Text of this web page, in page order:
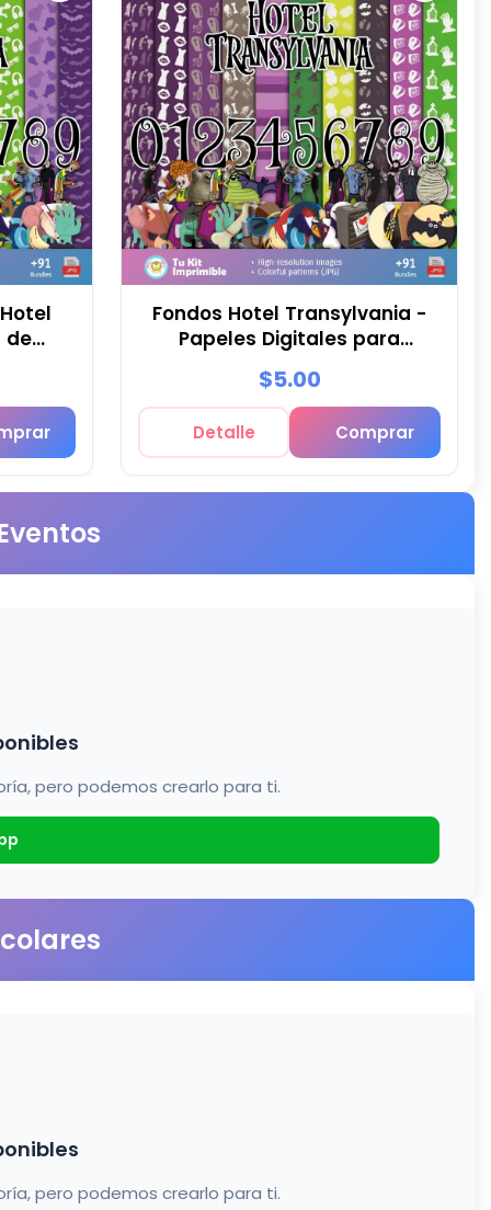
de
Fondos Hotel Transylvania -
Papeles Digitales para
Decoración
$5.00
Detalle Comprar
pero podemos crearlo para ti.
pero podemos crearlo para ti.